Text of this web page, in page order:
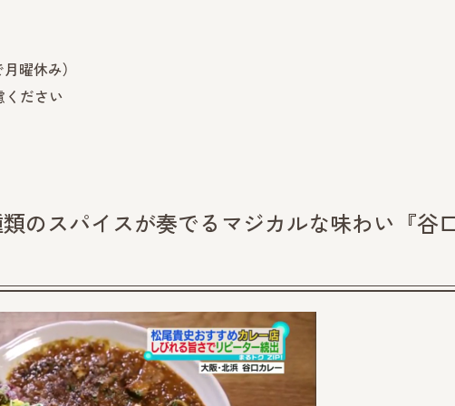
曜休み）
ください
のスパイスが奏でるマジカルな味わい『谷